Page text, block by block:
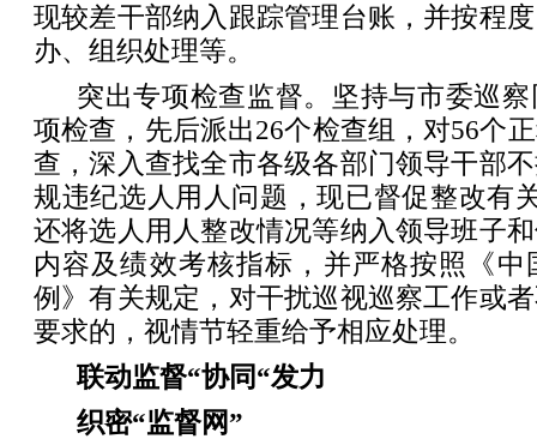
现较差干部纳入跟踪管理台账，并按程
办、组织处理等。
突出专项检查监督。坚持与市委巡
项检查，先后派出26个检查组，对56个
查，深入查找全市各级各部门领导干部
规违纪选人用人问题，现已督促整改有
还将选人用人整改情况等纳入领导班子
内容及绩效考核指标，并严格按照《
例》有关规定，对干扰巡视巡察工作或
要求的，视情节轻重给予相应处理。
联动监督“协同“发力
织密“监督网”